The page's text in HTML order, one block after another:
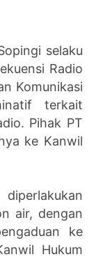
selaku
Radio
Komunikasi
terkait
Pihak PT
ke Kanwil
air, dengan
ke
Hukum